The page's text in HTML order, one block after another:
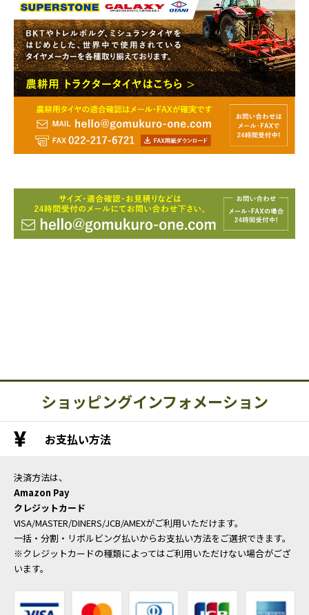
ショッピングインフォメーション
お支払い方法
決済方法は、
Amazon Pay
クレジットカード
VISA/MASTER/DINERS/JCB/AMEXがご利用いただけます。
一括・分割・リボルビング払いからお支払い方法をご選択できます。
※クレジットカードの種類によってはご利用いただけない場合がござ
います。